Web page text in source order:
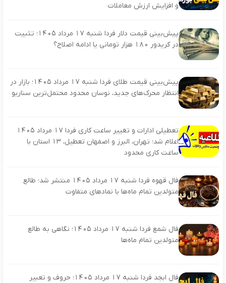
و افزایش ارزش معاملات
پیش‌بینی قیمت دلار فردا شنبه ۱۷ مرداد ۱۴۰۵؛ تثبیت
در کریدور ۱۸۰ هزار تومانی یا ادامه اصلاح؟
پیش‌بینی قیمت طلای فردا شنبه ۱۷ مرداد ۱۴۰۵؛ بازار در
انتظار محرک‌های جدید، نوسان محدود محتمل‌ترین سناریو
تعطیلی ادارات و تغییر ساعت کاری فردا ۱۷ مرداد ۱۴۰۵
اعلام شد؛ تهران، البرز و اصفهان تعطیل، ۱۳ استان با
ساعت کاری محدود
فال قهوه فردا شنبه ۱۷ مرداد ۱۴۰۵ منتشر شد؛ طالع
متولدین تمام ماه‌ها با نمادهای متفاوت
فال شمع فردا شنبه ۱۷ مرداد ۱۴۰۵؛ نگاهی به طالع
متولدین تمام ماه‌ها
فال ابجد فردا شنبه ۱۷ مرداد ۱۴۰۵؛ حروف و تعبیر